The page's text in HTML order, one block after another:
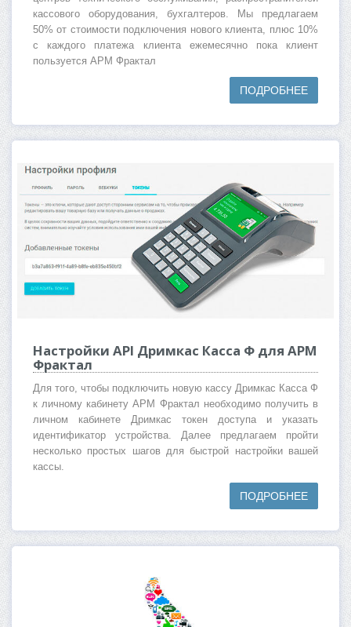
кассового оборудования, бухгалтеров. Мы предлагаем
50% от стоимости подключения нового клиента, плюс 10%
с каждого платежа клиента ежемесячно пока клиент
пользуется АРМ Фрактал
ПОДРОБНЕЕ
Настройки API Дримкас Касса Ф для АРМ
Фрактал
Для того, чтобы подключить новую кассу Дримкас Касса Ф
к личному кабинету АРМ Фрактал необходимо получить в
личном кабинете Дримкас токен доступа и указать
идентификатор устройства. Далее предлагаем пройти
несколько простых шагов для быстрой настройки вашей
кассы.
ПОДРОБНЕЕ